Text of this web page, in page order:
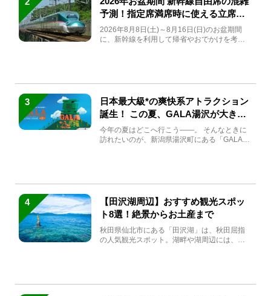
予測！指定席満席時に使える立席特
急券も解説
2026年8月8日(土)～8月16日(日)のお盆期間
に、新幹線を利用して帰省やおでかけを考え
3
日本最大級*の爽快系アトラクション
誕生！ この夏、GALA湯沢が大きく
生まれ変わる
今年の夏はどこへ行こう――。 そんなときに
訪れたいのが、新潟県湯沢町にある「GALA湯
4
【田沢湖周辺】おすすめ観光スポッ
ト8選！絶景からお土産まで
秋田県仙北市にある「田沢湖」は、秋田屈指
の人気観光スポット。湖畔や湖周辺には、田